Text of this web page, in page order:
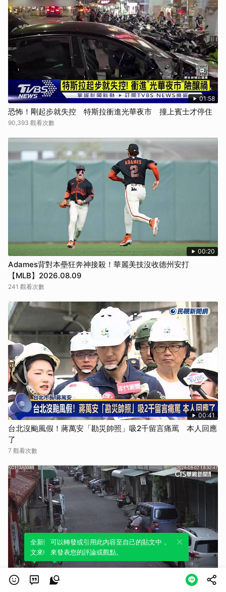
01:58
恐怖！剛起步就失控 特斯拉衝進光華夜市 撞上賓士才停住
90,393 觀看次數
00:20
Adames背對本壘狂奔神接殺！華麗美技沒收德州安打
【MLB】2026.08.09
241 觀看次數
00:41
台北沒颱風假！蔣萬安「勘災帥照」吸2千留言痛罵 本人回應
了
7 觀看次數
01:44
全新體驗！一鍵引用此內容，透過發布貼
文來輕鬆表達個人立場。
可以轉發或引用此內容至自己的貼文中，
來發表您的評論或觀點。